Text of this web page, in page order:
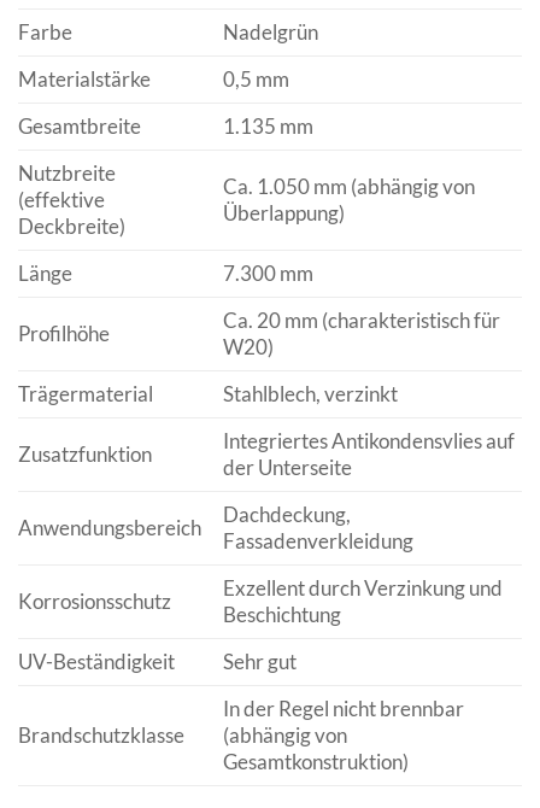
Farbe
Nadelgrün
Materialstärke
0,5 mm
Gesamtbreite
1.135 mm
Nutzbreite
(effektive
Deckbreite)
Ca. 1.050 mm (abhängig von
Überlappung)
Länge 7.300 mm
Profilhöhe
Ca. 20 mm (charakteristisch für
W20)
Trägermaterial
Stahlblech, verzinkt
Zusatzfunktion
Integriertes Antikondensvlies auf
der Unterseite
Anwendungsbereich
Dachdeckung,
Fassadenverkleidung
Korrosionsschutz
Exzellent durch Verzinkung und
Beschichtung
UV-Beständigkeit
Sehr gut
Brandschutzklasse
In der Regel nicht brennbar
(abhängig von
Gesamtkonstruktion)